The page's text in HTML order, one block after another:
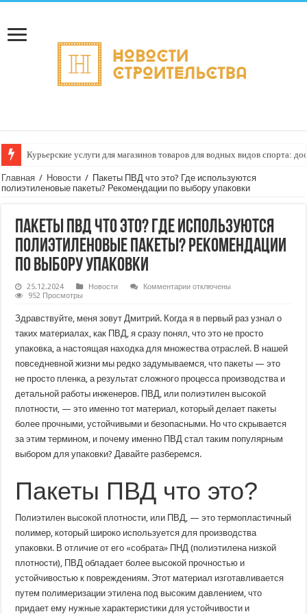
Курьерские услуги для магазинов товаров для водных видов спорта:
Как настроить автоматическое формирование рейтинга курьеров по
Главная / Новости / Пакеты ПВД что это? Где используются
полиэтиленовые пакеты? Рекомендации по выбору упаковки
Пакеты ПВД что это? Где используются
полиэтиленовые пакеты? Рекомендации
по выбору упаковки
25.12.2024 Новости Комментариик
что
это?
Где
используются
пакеты?
Рекомендации
по
выбору
отключены
952 Просмотры
Здравствуйте, меня зовут Дмитрий. Когда я в первый раз узнал о
таких материалах, как ПВД, я сразу понял, что это не просто
упаковка, а настоящая находка для множества отраслей. В нашей
повседневной жизни мы редко задумываемся, что пакеты — это
не просто пленка, а результат сложного процесса производства и
детальной работы инженеров. ПВД, или полиэтилен высокой
плотности, — это именно тот материал, который делает пакеты
более прочными, устойчивыми и безопасными. Но что скрывается
за этим термином, и почему именно ПВД стал таким популярным
выбором для упаковки? Давайте разберемся.
Пакеты ПВД что это?
Полиэтилен высокой плотности, или ПВД, — это термопластичный
полимер, который широко используется для производства
упаковки. В отличие от его «собрата» ПНД (полиэтилена низкой
плотности), ПВД обладает более высокой прочностью и
устойчивостью к повреждениям. Этот материал изготавливается
путем полимеризации этилена под высоким давлением, что
придает ему нужные характеристики для устойчивости и